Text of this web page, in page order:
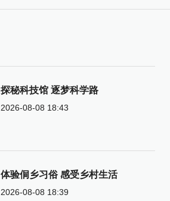
探秘科技馆 逐梦科学路
2026-08-08 18:43
体验侗乡习俗 感受乡村生活
2026-08-08 18:39